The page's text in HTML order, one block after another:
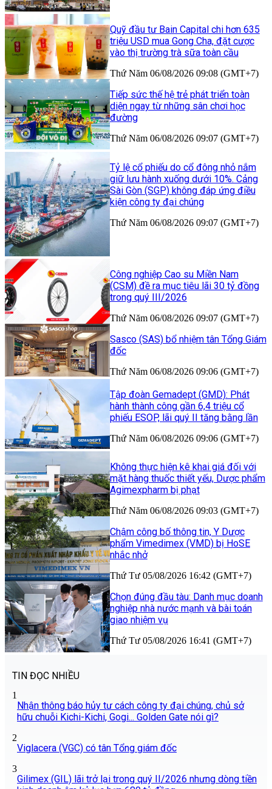
Quỹ đầu tư Bain Capital chi hơn 635
triệu USD mua Gong Cha, đặt cược
vào thị trường trà sữa toàn cầu
Thứ Năm 06/08/2026 09:08 (GMT+7)
Tiếp sức thế hệ trẻ phát triển toàn
diện ngay từ những sân chơi học
đường
Thứ Năm 06/08/2026 09:07 (GMT+7)
Tỷ lệ cổ phiếu do cổ đông nhỏ nắm
giữ lưu hành xuống dưới 10%. Cảng
Sài Gòn (SGP) không đáp ứng điều
kiện công ty đại chúng
Thứ Năm 06/08/2026 09:07 (GMT+7)
Công nghiệp Cao su Miền Nam
(CSM) đề ra mục tiêu lãi 30 tỷ đồng
trong quý III/2026
Thứ Năm 06/08/2026 09:07 (GMT+7)
Sasco (SAS) bổ nhiệm tân Tổng Giám
đốc
Thứ Năm 06/08/2026 09:06 (GMT+7)
Tập đoàn Gemadept (GMD): Phát
hành thành công gần 6,4 triệu cổ
phiếu ESOP, lãi quý II tăng bằng lần
Thứ Năm 06/08/2026 09:06 (GMT+7)
Không thực hiện kê khai giá đối với
mặt hàng thuốc thiết yếu, Dược phẩm
Agimexpharm bị phạt
Thứ Năm 06/08/2026 09:03 (GMT+7)
Chậm công bố thông tin, Y Dược
phẩm Vimedimex (VMD) bị HoSE
nhắc nhở
Thứ Tư 05/08/2026 16:42 (GMT+7)
Chọn đúng đầu tàu: Danh mục doanh
nghiệp nhà nước mạnh và bài toán
giao nhiệm vụ
Thứ Tư 05/08/2026 16:41 (GMT+7)
TIN ĐỌC NHIỀU
1
Nhận thông báo hủy tư cách công ty đại chúng, chủ sở
hữu chuỗi Kichi-Kichi, Gogi... Golden Gate nói gì?
2
Viglacera (VGC) có tân Tổng giám đốc
3
Gilimex (GIL) lãi trở lại trong quý II/2026 nhưng dòng tiền